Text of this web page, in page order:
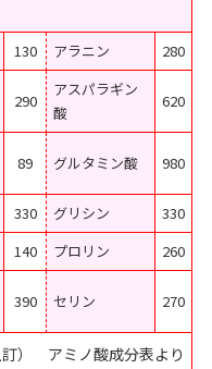
130 アラニン 280
290
アスパラギン
酸
620
89 グルタミン酸 980
330 グリシン
330
140 プロリン
260
390 セリン 270
） アミノ酸成分表より